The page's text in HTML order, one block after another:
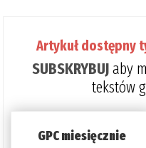
Artykuł dostępny
SUBSKRYBUJaby
tekstów
GPC miesięcznie